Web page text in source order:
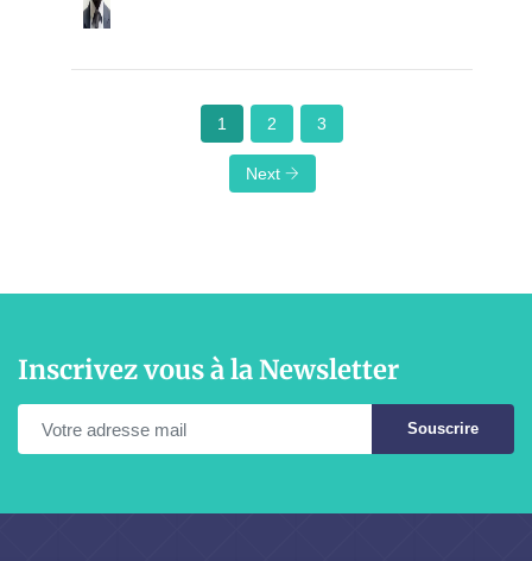
1 2 3
Next
Inscrivez vous à la Newsletter
Souscrire